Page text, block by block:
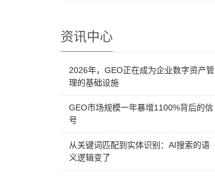
资讯中心
2026年，GEO正在成为企业数字资产管
理的基础设施
GEO市场规模一年暴增1100%背后的信
号
从关键词匹配到实体识别：AI搜索的语
义逻辑变了